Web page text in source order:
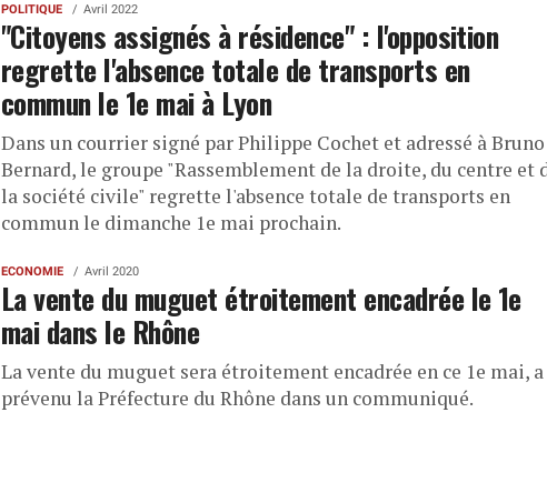
POLITIQUE Avril 2022
"Citoyens assignés à résidence" : l'opposition
regrette l'absence totale de transports en
commun le 1e mai à Lyon
Dans un courrier signé par Philippe Cochet et adressé à Bruno
Bernard, le groupe "Rassemblement de la droite, du centre et
la société civile" regrette l'absence totale de transports en
commun le dimanche 1e mai prochain.
ECONOMIE Avril 2020
La vente du muguet étroitement encadrée le 1e
mai dans le Rhône
La vente du muguet sera étroitement encadrée en ce 1e mai, a
prévenu la Préfecture du Rhône dans un communiqué.